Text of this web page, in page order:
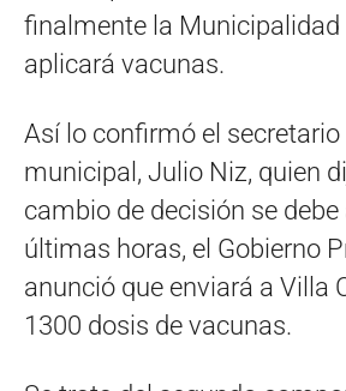
finalmente la Municipalidad
aplicará vacunas.
Así lo confirmó el secretario
municipal, Julio Niz, quien
cambio de decisión se debe
últimas horas, el Gobierno
anunció que enviará a Villa
1300 dosis de vacunas.